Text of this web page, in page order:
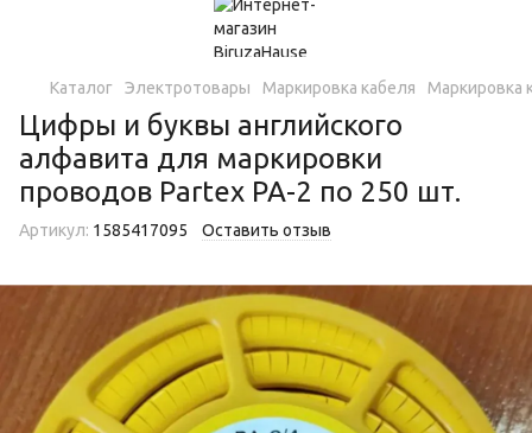
Каталог Электротовары Маркировка кабеля Маркировка
Цифры и буквы английского
алфавита для маркировки
проводов Partex PA-2 по 250 шт.
Артикул: 1585417095 Оставить отзыв